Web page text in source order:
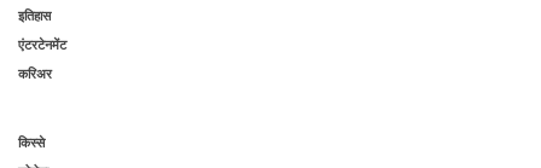
इतिहास
एंटरटेनमेंट
करिअर
किस्से